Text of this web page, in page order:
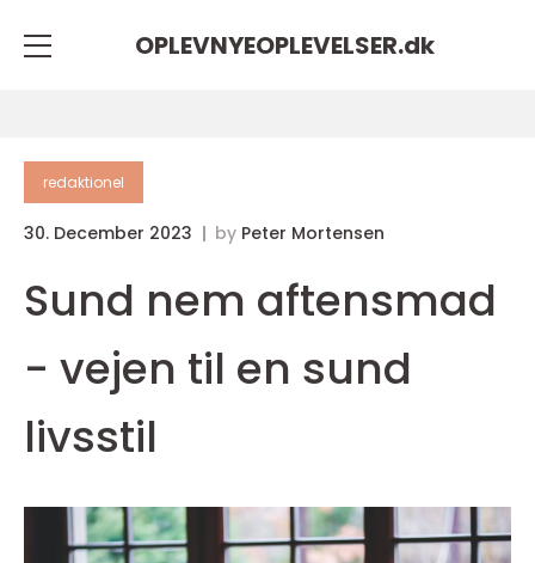
OPLEVNYEOPLEVELSER.dk
redaktionel
30. December 2023 by Peter Mortensen
Sund nem aftensmad
- vejen til en sund
livsstil